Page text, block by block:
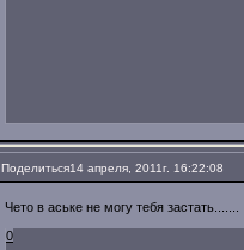
Поделиться14 апреля, 2011г. 16:22:08
Чето в аське не могу тебя застать.......
0